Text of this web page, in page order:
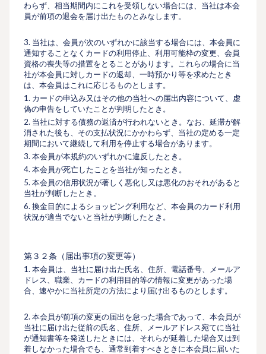
わらず、相当期間内にこれを受領しない場合には、当社は本会
員が前項の退会を届け出たものとみなします。
3. 当社は、会員が次のいずれかに該当する場合には、本会員に
通知することなくカードの利⽤停⽌、利⽤可能枠の変更、会員
資格の喪失等の措置をとることがあります。これらの場合に当
社が本会員に対しカードの返却、⼀時預かり等を求めたとき
は、本会員はこれに応じるものとします。
1. カードの申込み又はその他の当社への届出内容について、虚
偽の申告をしていたことが判明したとき。
2. 当社に対する債務の返済が⾏われないとき。なお、延滞が解
消された後も、その⽀払状況にかかわらず、当社の定める⼀定
期間において継続して利⽤を停⽌する場合があります。
3. 本会員が本規約のいずれかに違反したとき。
4. 本会員が死亡したことを当社が知ったとき。
5. 本会員の信⽤状況が著しく悪化し又は悪化のおそれがあると
当社が判断したとき。
6. 換⾦⽬的によるショッピング利⽤など、本会員のカード利⽤
状況が適当でないと当社が判断したとき。
第３２条（届出事項の変更等）
1. 本会員は、当社に届け出た⽒名、住所、電話番号、メールア
ドレス、職業、カードの利⽤⽬的等の情報に変更があった場
合、速やかに当社所定の⽅法により届け出るものとします。
2. 本会員が前項の変更の届出を怠った場合であって、本会員が
当社に届け出た従前の⽒名、住所、メールアドレス宛てに当社
が通知書等を発送したときには、それらが延着した場合又は到
着しなかった場合でも、通常到着すべきときに本会員に届いた